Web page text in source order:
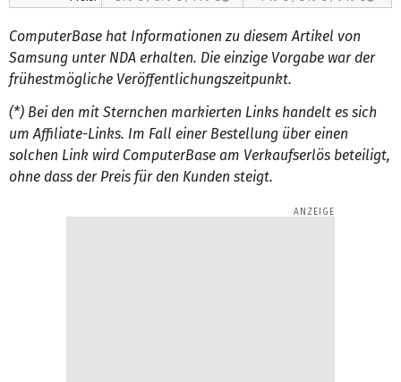
ComputerBase hat Informationen zu diesem Artikel von
Samsung unter NDA erhalten. Die einzige Vorgabe war der
frühestmögliche Veröffentlichungszeitpunkt.
(*) Bei den mit Sternchen markierten Links handelt es sich
um Affiliate-Links. Im Fall einer Bestellung über einen
solchen Link wird ComputerBase am Verkaufserlös beteiligt,
ohne dass der Preis für den Kunden steigt.